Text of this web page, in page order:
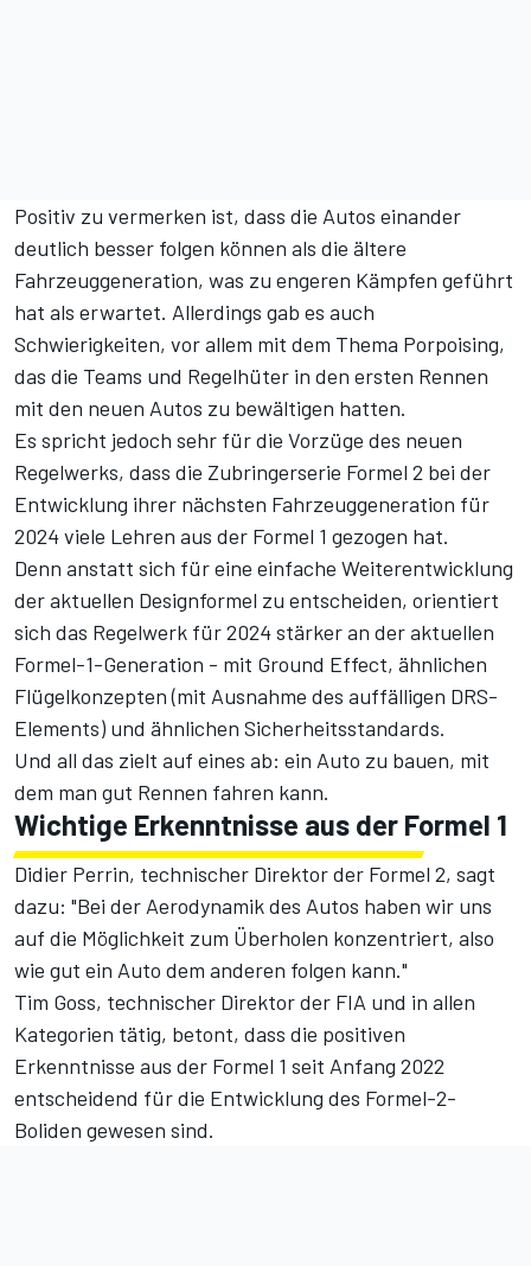
Positiv zu vermerken ist, dass die Autos einander
deutlich besser folgen können als die ältere
Fahrzeuggeneration, was zu engeren Kämpfen geführt
hat als erwartet. Allerdings gab es auch
Schwierigkeiten, vor allem mit dem Thema Porpoising,
das die Teams und Regelhüter in den ersten Rennen
mit den neuen Autos zu bewältigen hatten.
Es spricht jedoch sehr für die Vorzüge des neuen
Regelwerks, dass die Zubringerserie Formel 2 bei der
Entwicklung ihrer nächsten Fahrzeuggeneration für
2024viele Lehren aus der Formel 1 gezogen hat.
Denn anstatt sich für eine einfache Weiterentwicklung
der aktuellen Designformel zu entscheiden, orientiert
sich das Regelwerk für 2024 stärker an der aktuellen
Formel-1-Generation - mit Ground Effect, ähnlichen
Flügelkonzepten (mit Ausnahme des auffälligen DRS-
Elements) und ähnlichen Sicherheitsstandards.
Und all das zielt auf eines ab: ein Auto zu bauen, mit
dem man gut Rennen fahren kann.
Wichtige Erkenntnisse aus der Formel 1
Didier Perrin, technischer Direktor der Formel 2, sagt
dazu: "Bei der Aerodynamik des Autos haben wir uns
auf die Möglichkeit zum Überholen konzentriert, also
wie gut ein Auto dem anderen folgen kann."
Tim Goss, technischer Direktor der FIA und in allen
Kategorien tätig, betont, dass die positiven
Erkenntnisse aus der Formel 1 seit Anfang 2022
entscheidend für die Entwicklung des Formel-2-
Boliden gewesen sind.